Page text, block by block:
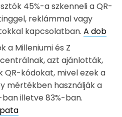
45%-a szkenneli a QR-
reklámmal vagy
kapcsolatban. A dob
a Milleniumi és Z
azt ajánlották,
QR-kódokat, mivel ezek a
mértékben használják a
illetve 83%-ban.